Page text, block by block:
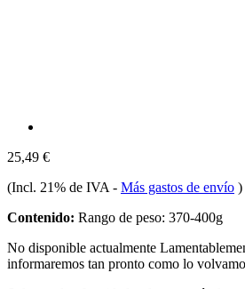
25,49 €
(Incl. 21% de IVA - Más gastos de envío )
Contenido: Rango de peso: 370-400g
No disponible actualmente
informaremos tan pronto como lo